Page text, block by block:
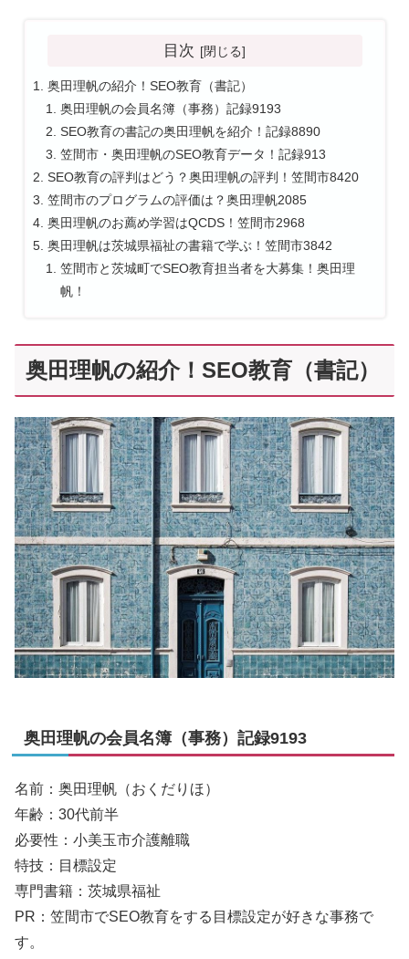
目次
奥田理帆の紹介！SEO教育（書記）
奥田理帆の会員名簿（事務）記録9193
SEO教育の書記の奥田理帆を紹介！記録8890
笠間市・奥田理帆のSEO教育データ！記録913
SEO教育の評判はどう？奥田理帆の評判！笠間市8420
笠間市のプログラムの評価は？奥田理帆2085
奥田理帆のお薦め学習はQCDS！笠間市2968
奥田理帆は茨城県福祉の書籍で学ぶ！笠間市3842
笠間市と茨城町でSEO教育担当者を大募集！奥田理
帆！
奥田理帆の紹介！SEO教育（書記）
奥田理帆の会員名簿（事務）記録9193
名前：奥田理帆（おくだりほ）
年齢：30代前半
必要性：小美玉市介護離職
特技：目標設定
専門書籍：茨城県福祉
PR：笠間市でSEO教育をする目標設定が好きな事務で
す。